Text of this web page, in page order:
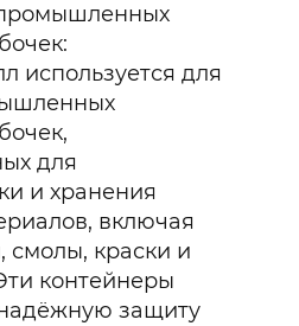
используется для
для
и хранения
включая
смолы, краски и
контейнеры
защиту